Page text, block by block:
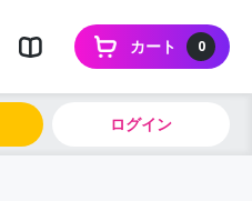
0
カート
ログイン